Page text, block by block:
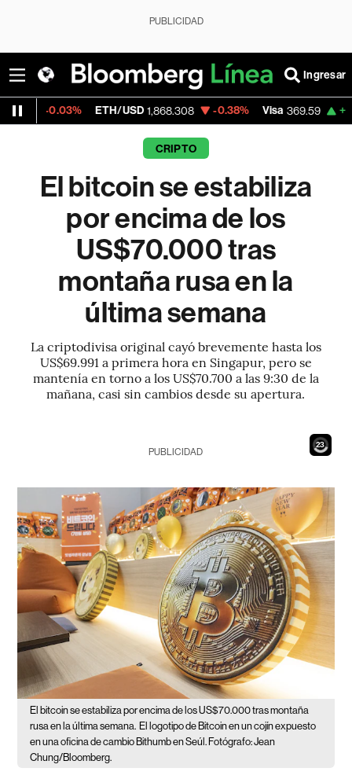
PUBLICIDAD
Ingresar
ETH/USD 1,868.308 -0.38% Visa 369.59 +1.07%
CRIPTO
El bitcoin se estabiliza
por encima de los
US$70.000 tras
montaña rusa en la
última semana
La criptodivisa original cayó brevemente hasta los
US$69.991 a primera hora en Singapur, pero se
mantenía en torno a los US$70.700 a las 9:30 de la
mañana, casi sin cambios desde su apertura.
21
PUBLICIDAD
El bitcoin se estabiliza por encima de los US$70.000 tras montaña
rusa en la última semana. El logotipo de Bitcoin en un cojín expuesto
en una oficina de cambio Bithumb en Seúl. Fotógrafo: Jean
Chung/Bloomberg.